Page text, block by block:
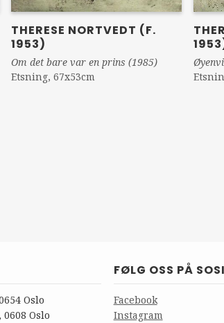
THERESE NORTVEDT (F.
1953)
Om det bare var en prins (1985)
Etsning, 67x53cm
Oslo
Oslo
FØLG OSS PÅ
Facebook
Instagram